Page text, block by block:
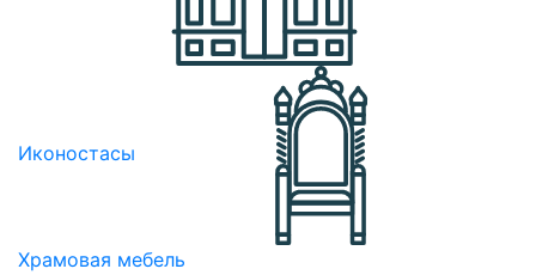
Иконостасы
Храмовая мебель